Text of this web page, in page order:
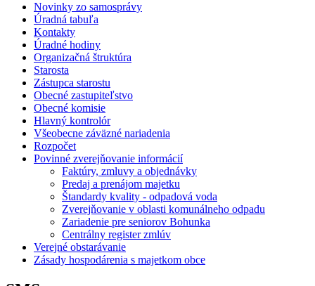
Novinky zo samosprávy
Úradná tabuľa
Kontakty
Úradné hodiny
Organizačná štruktúra
Starosta
Zástupca starostu
Obecné zastupiteľstvo
Obecné komisie
Hlavný kontrolór
Všeobecne záväzné nariadenia
Rozpočet
Povinné zverejňovanie informácií
Faktúry, zmluvy a objednávky
Predaj a prenájom majetku
Štandardy kvality - odpadová voda
Zverejňovanie v oblasti komunálneho odpadu
Zariadenie pre seniorov Bohunka
Centrálny register zmlúv
Verejné obstarávanie
Zásady hospodárenia s majetkom obce